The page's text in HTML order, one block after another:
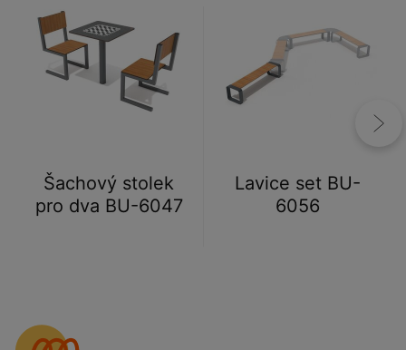
Šachový stolek
pro dva BU-6047
Lavice set BU-
6056